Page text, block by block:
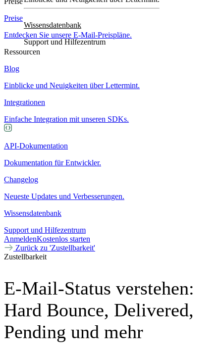
Wissensdatenbank
Support und Hilfezentrum
Preise
Entdecken Sie unsere E-Mail-Preispläne.
Ressourcen
Blog
Einblicke und Neuigkeiten über Lettermint.
Integrationen
Einfache Integration mit unseren SDKs.
API-Dokumentation
Dokumentation für Entwickler.
Changelog
Neueste Updates und Verbesserungen.
Wissensdatenbank
Support und Hilfezentrum
AnmeldenKostenlos starten
Zurück zu 'Zustellbarkeit'
Zustellbarkeit
E-Mail-Status verstehen:
Hard Bounce, Delivered,
Pending und mehr